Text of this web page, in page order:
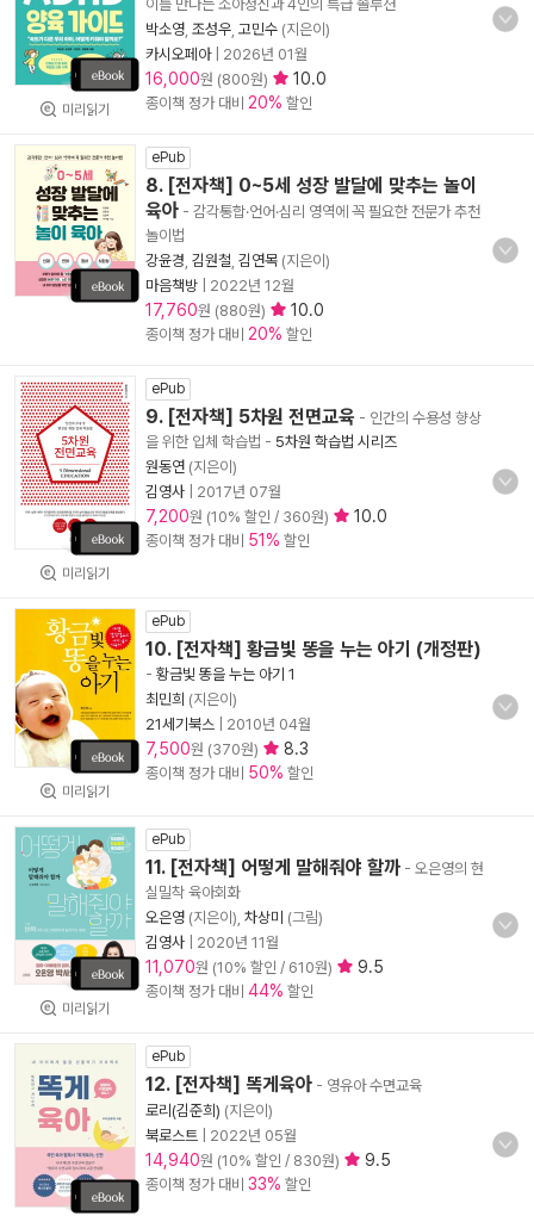
미리읽기
이를 만나는 소아정신과 4인의 특급 솔루션
박소영 조성우 고민수 (지은이)
카시오페아| 2026년 01월
16,000원 (800원) 10.0
종이책 정가 대비 20% 할인
ePub
8. [전자책] 0~5세 성장 발달에 맞추는 놀이
육아 - 감각통합·언어·심리 영역에 꼭 필요한 전문가 추천
놀이법
강윤경 김원철 김연목 (지은이)
마음책방
2022년 12월
17,760원 (880원) 10.0
종이책 정가 대비 20% 할인
미리읽기
ePub
9. [전자책] 5차원 전면교육 - 인간의 수용성 향상
을 위한 입체 학습법 - 5차원 학습법 시리즈
원동연 (지은이)
김영사
2017년 07월
7,200원 (10% 할인 / 360원) 10.0
종이책 정가 대비 51% 할인
미리읽기
ePub
10. [전자책] 황금빛 똥을 누는 아기 (개정판)
- 황금빛 똥을 누는 아기 1
최민희 (지은이)
21세기북스
2010년 04월
7,500원 (370원) 8.3
종이책 정가 대비 50% 할인
미리읽기
ePub
11. [전자책] 어떻게 말해줘야 할까 - 오은영의 현
실밀착 육아회화
오은영 (지은이), 차상미 (그림)
김영사
2020년 11월
11,070원 (10% 할인 / 610원) 9.5
종이책 정가 대비 44% 할인
ePub
12. [전자책] 똑게육아 - 영유아 수면교육
로리(김준희) (지은이)
북로스트
2022년 05월
14,940원 (10% 할인 / 830원) 9.5
종이책 정가 대비 33% 할인